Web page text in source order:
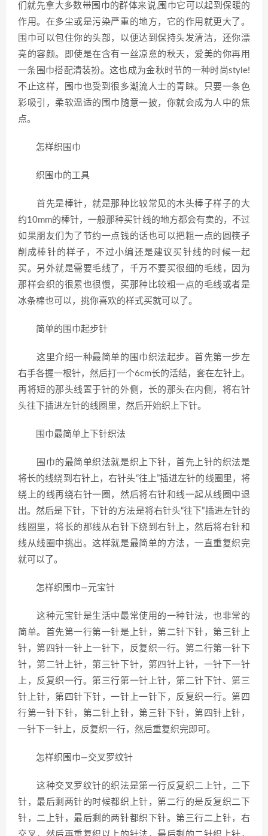
们就先拿大多数带围巾的群体来说,围巾它可以起到保暖的
作用。在多尘或是污染严重的地方，它的作用就更大了。
围巾可以包住你的头部，以便达到保持头发清洁，还你漂
亮的容颜。即使是在含有一丝凉意的秋天，爱美的你再用
一条围巾搭配清装扮。这也成为金秋时节的一种时尚style!
不止这样，围巾也受到很多潮流人士的青睐。只要一条色
彩吸引，柔软温适的围巾随意一披，你就会成为人中的焦
点。
怎样织围巾
织围巾的工具
首先是棒针，就是那种比较常见的木头棒子样子的大
约10mm的棒针，一般那种买针线的地方都会有卖的，不过
如果朋友们为了节约一点钱的话也可以把粗一点的圆筷子
削成棒针的样子，不过小编还是建议买针线的时候一起
买。另外就是需要毛线了，千万不要买很细的毛线，因为
那样会织的很累也很慢，买那种比较粗一点的毛线或者是
冰条棉也可以，挑你喜欢的样式买就可以了。
简单的围巾起步针
这里介绍一种最简单的围巾织法起步。首先第一步左
右手各握一根针，然后打一个6cm长的活结，套在左针上。
再将短的那头线置于针的外侧，长的那头在内侧，将右针
头往下插进左针的线圈里，然后开始织上下针。
围巾最简单上下针织法
围巾的最简单织法就是织上下针，首先上针的织法是
将长的线绕到右针上，右针头“往上”插进左针的线圈里，将
绕上的线再绕右针一圈，然后将右针和线一起从线圈中退
出。然后是下针，下针的方法是将右针头“往下”插进左针的
线圈里，将长的那线从右针下绕到右针上，然后将右针和
线从线圈中挑出。这样就是最简单的方法，一直重复织完
就可以了。
怎样织围巾—元宝针
这种元宝针是生活中最常使用的一种针法，也非常的
简单。首先第一行第一针是上针，第二针下针，第三针上
针，第四针一针上一针下，反复织一行。第二行第一针下
针，第二针上针，第三针下针，第四针上针，一针下一针
上，反复织一行。第三行第一针上针，第二针下针、第三
针上针，第四针下针，一针上一针下，反复织一行。第四
行第一针下针，第二针上针，第三针下针，第四针上针，
一针下一针上，反复织一行，然后重复织完即可。
怎样织围巾—交叉罗纹针
这种交叉罗纹针的织法是第一行反复织二上针，二下
针，最后剩两针的时候都织上针，第二行的是反复织二下
针，二上针，最后剩的两针都织下针。第三行二上针，右